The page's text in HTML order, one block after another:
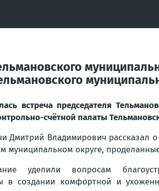
встреча председателя
счётной палаты
Дмитрий Владимирович рассказал
муниципальном округе,
уделили вопросам
в создании комфортной и